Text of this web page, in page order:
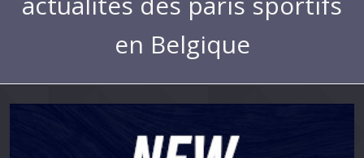
en Belgique